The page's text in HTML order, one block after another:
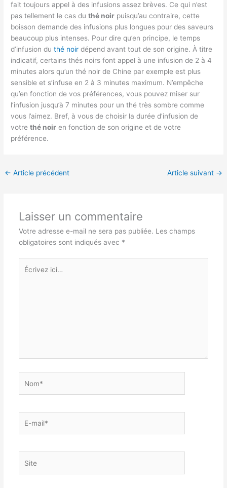
fait toujours appel à des infusions assez brèves. Ce qui n’est
pas tellement le cas duthé noir puisqu’au contraire, cette
boisson demande des infusions plus longues pour des saveurs
beaucoup plus intenses. Pour dire qu’en principe, le temps
d’infusion duthé noir dépend avant tout de son origine. À titre
indicatif, certains thés noirs font appel à une infusion de 2 à 4
minutes alors qu’un thé noir de Chine par exemple est plus
sensible et s’infuse en 2 à 3 minutes maximum. N’empêche
qu’en fonction de vos préférences, vous pouvez miser sur
l’infusion jusqu’à 7 minutes pour un thé très sombre comme
vous l’aimez. Bref, à vous de choisir la durée d’infusion de
votrethé noir en fonction de son origine et de votre
préférence.
← Article précédent Article suivant →
Laisser un commentaire
Votre adresse e-mail ne sera pas publiée. Les champs
obligatoires sont indiqués avec *
Écrivez
ici…
mail*